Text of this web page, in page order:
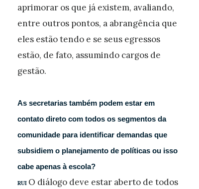
aprimorar os que já existem, avaliando,
entre outros pontos, a abrangência que
eles estão tendo e se seus egressos
estão, de fato, assumindo cargos de
gestão.
As secretarias também podem estar em
contato direto com todos os segmentos da
comunidade para identificar demandas que
subsidiem o planejamento de políticas ou isso
cabe apenas à escola?
RUI O diálogo deve estar aberto de todos